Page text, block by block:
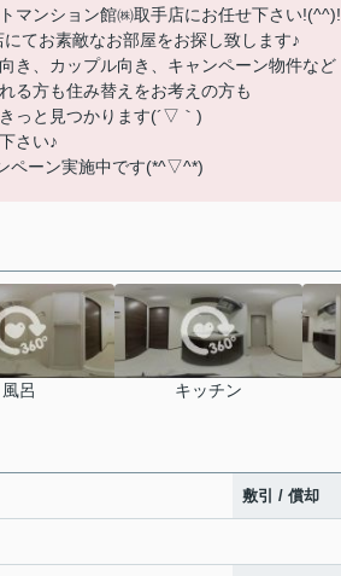
マンション館㈱取手店にお任せ下さい!(^^)!
てお素敵なお部屋をお探し致します♪
き、カップル向き、キャンペーン物件など
る方も住み替えをお考えの方も
っと見つかります(´▽｀)
さい♪
ペーン実施中です(*^▽^*)
風呂 キッチン
敷引 / 償却